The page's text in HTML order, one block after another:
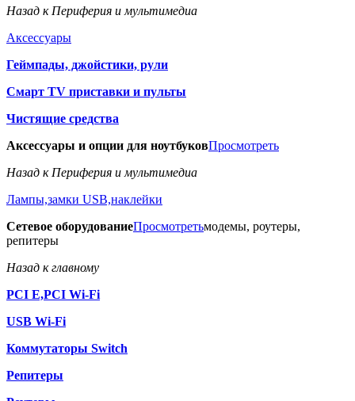
Назад к Периферия и мультимедиа
Аксессуары
Геймпады, джойстики, рули
Смарт TV приставки и пульты
Чистящие средства
Аксессуары и опции для ноутбуковПросмотреть
Назад к Периферия и мультимедиа
Лампы,замки USB,наклейки
Сетевое оборудованиеПросмотретьмодемы, роутеры,
репитеры
Назад к главному
PCI E,PCI Wi-Fi
USB Wi-Fi
Коммутаторы Switch
Репитеры